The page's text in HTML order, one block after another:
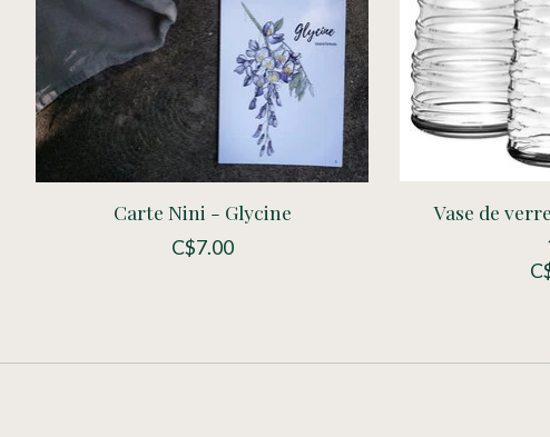
Carte Nini - Glycine
C$7.00
Vase de